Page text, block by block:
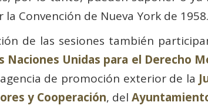
Convención de Nueva York de 1958.
de las sesiones también
Naciones Unidas para el Derecho
de promoción exterior de la
y Cooperación, del